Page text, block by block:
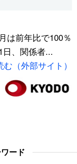
は前年比で100％
日、関係者...
（外部サイト）
ード